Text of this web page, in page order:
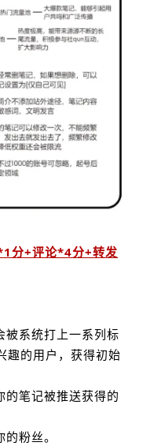
分+评论*4分+转发
被系统打上一系列标
趣的用户，获得初始
的笔记被推送获得的
粉丝。